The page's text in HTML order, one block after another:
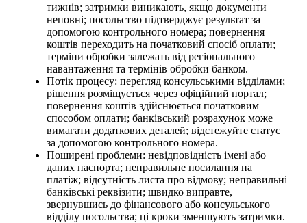
тижнів; затримки виникають, якщо документи
неповні; посольство підтверджує результат за
допомогою контрольного номера; повернення
коштів переходить на початковий спосіб оплати;
терміни обробки залежать від регіонального
навантаження та термінів обробки банком.
Потік процесу: перегляд консульськими відділами;
рішення розміщується через офіційний портал;
повернення коштів здійснюється початковим
способом оплати; банківський розрахунок може
вимагати додаткових деталей; відстежуйте статус
за допомогою контрольного номера.
Поширені проблеми: невідповідність імені або
даних паспорта; неправильне посилання на
платіж; відсутність листа про відмову; неправильні
банківські реквізити; швидко виправте,
звернувшись до фінансового або консульського
відділу посольства; ці кроки зменшують затримки.